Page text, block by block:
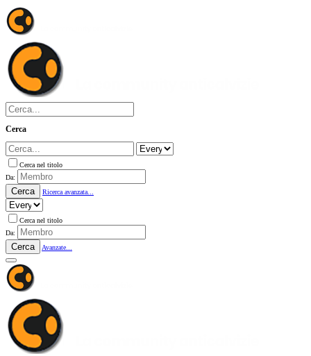
Cerca
Cerca nel titolo
Da:
Cerca Ricerca avanzata...
Cerca nel titolo
Da:
Cerca Avanzate...